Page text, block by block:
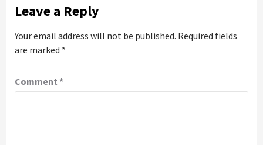
Leave a Reply
Your email address will not be published. Required fields
are marked *
Comment *